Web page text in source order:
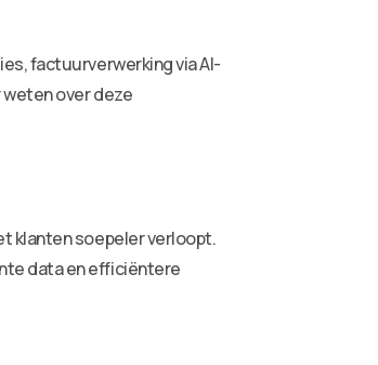
factuurverwerking via AI-
over deze
klanten soepeler verloopt.
data en efficiëntere